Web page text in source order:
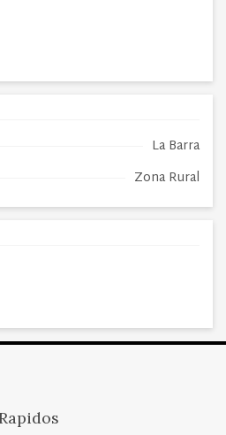
La Barra
Zona Rural